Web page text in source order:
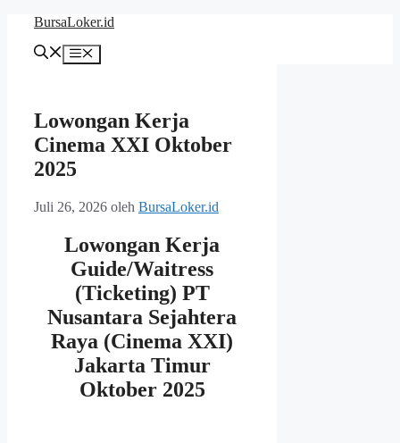
Langsung
BursaLoker.id
Menu
Lowongan Kerja
Cinema XXI Oktober
2025
Juli 26, 2026 oleh BursaLoker.id
Lowongan Kerja
Guide/Waitress
(Ticketing) PT
Nusantara Sejahtera
Raya (Cinema XXI)
Jakarta Timur
Oktober 2025